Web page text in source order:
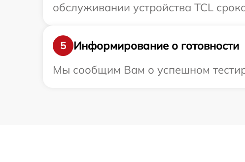
обслуживании устройства TCL
5
Информирование о готовности
Мы сообщим Вам о успешном